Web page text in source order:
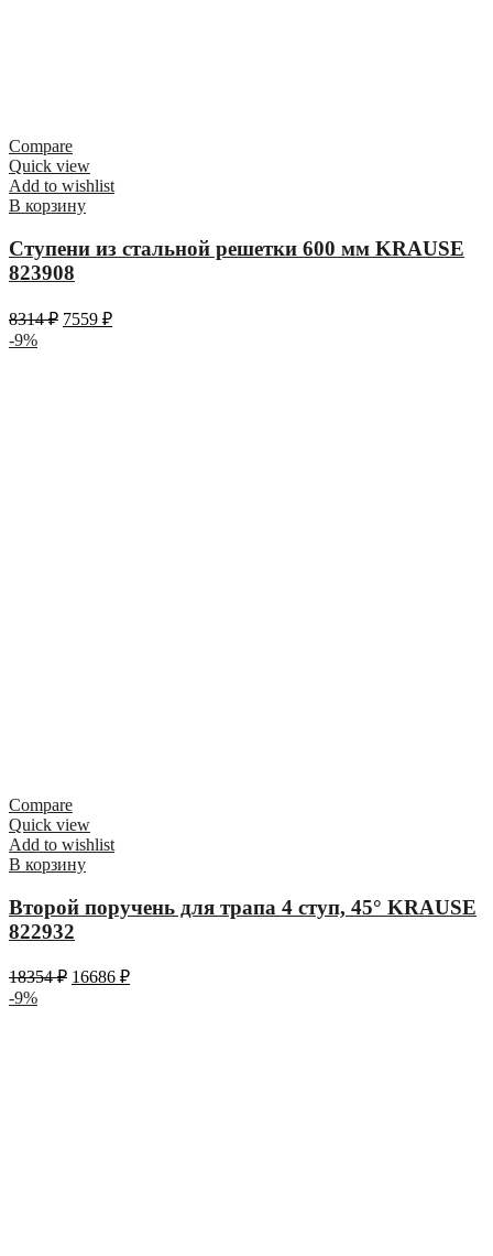
Compare
Quick view
Add to wishlist
В корзину
Ступени из стальной решетки 600 мм KRAUSE
823908
8314₽ 7559 ₽
-9%
Compare
Quick view
Add to wishlist
В корзину
Второй поручень для трапа 4 ступ, 45° KRAUSE
822932
18354₽ 16686 ₽
-9%